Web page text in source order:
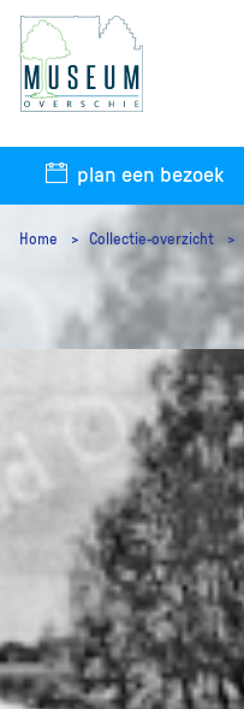
plan een bezoek
Home Collectie-overzicht